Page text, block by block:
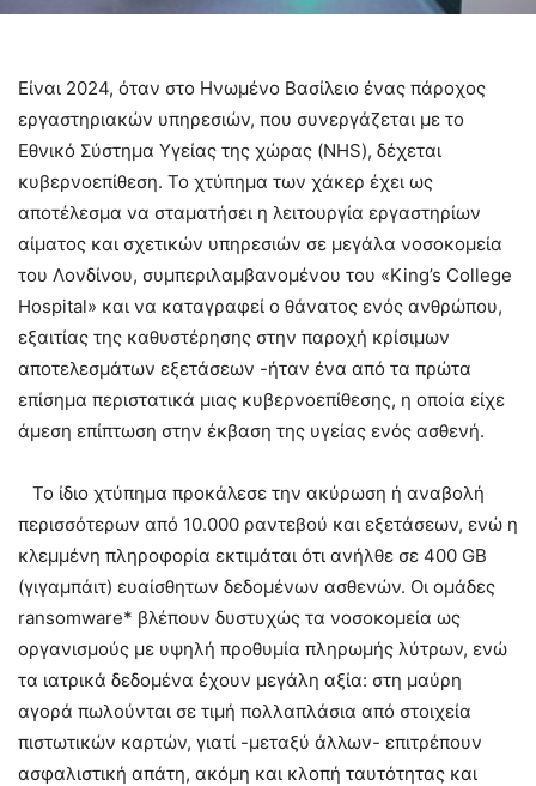
Eίναι 2024, όταν στο Ηνωμένο Βασίλειο ένας πάροχος
εργαστηριακών υπηρεσιών, που συνεργάζεται με το
Εθνικό Σύστημα Υγείας της χώρας (NHS), δέχεται
κυβερνοεπίθεση. Το χτύπημα των χάκερ έχει ως
αποτέλεσμα να σταματήσει η λειτουργία εργαστηρίων
αίματος και σχετικών υπηρεσιών σε μεγάλα νοσοκομεία
του Λονδίνου, συμπεριλαμβανομένου του «King’s College
Hospital» και να καταγραφεί ο θάνατος ενός ανθρώπου,
εξαιτίας της καθυστέρησης στην παροχή κρίσιμων
αποτελεσμάτων εξετάσεων -ήταν ένα από τα πρώτα
επίσημα περιστατικά μιας κυβερνοεπίθεσης, η οποία είχε
άμεση επίπτωση στην έκβαση της υγείας ενός ασθενή.
Το ίδιο χτύπημα προκάλεσε την ακύρωση ή αναβολή
περισσότερων από 10.000 ραντεβού και εξετάσεων, ενώ η
κλεμμένη πληροφορία εκτιμάται ότι ανήλθε σε 400 GB
(γιγαμπάιτ) ευαίσθητων δεδομένων ασθενών. Οι ομάδες
ransomware* βλέπουν δυστυχώς τα νοσοκομεία ως
οργανισμούς με υψηλή προθυμία πληρωμής λύτρων, ενώ
τα ιατρικά δεδομένα έχουν μεγάλη αξία: στη μαύρη
αγορά πωλούνται σε τιμή πολλαπλάσια από στοιχεία
πιστωτικών καρτών, γιατί -μεταξύ άλλων- επιτρέπουν
ασφαλιστική απάτη, ακόμη και κλοπή ταυτότητας και